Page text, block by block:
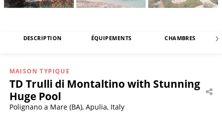
DESCRIPTION ÉQUIPEMENTS CHAMBRES
MAISON TYPIQUE
TD Trulli di Montaltino with Stunning
Huge Pool
Polignano a Mare (BA), Apulia, Italy